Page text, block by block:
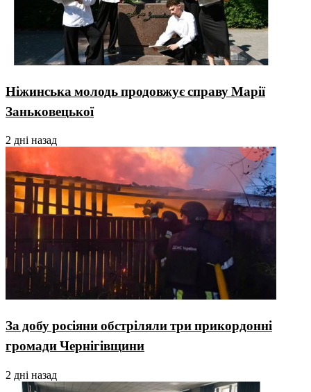
Ніжинська молодь продовжує справу Марії
Заньковецької
2 дні назад
За добу росіяни обстріляли три прикордонні
громади Чернігівщини
2 дні назад